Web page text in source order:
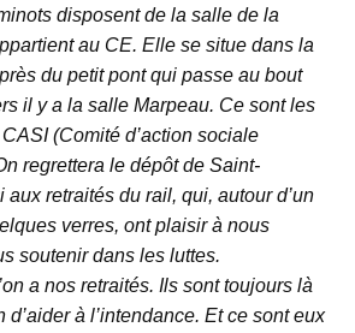
disposent de la salle de la
au CE. Elle se situe dans la
du petit pont qui passe au bout
il y a la salle Marpeau. Ce sont les
(Comité d’action sociale
regrettera le dépôt de Saint-
retraités du rail, qui, autour d’un
verres, ont plaisir à nous
soutenir dans les luttes.
a nos retraités. Ils sont toujours là
à l’intendance. Et ce sont eux